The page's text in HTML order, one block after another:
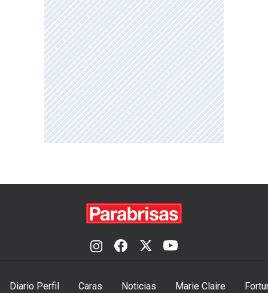
Diario Perfil Caras Noticias Marie Claire